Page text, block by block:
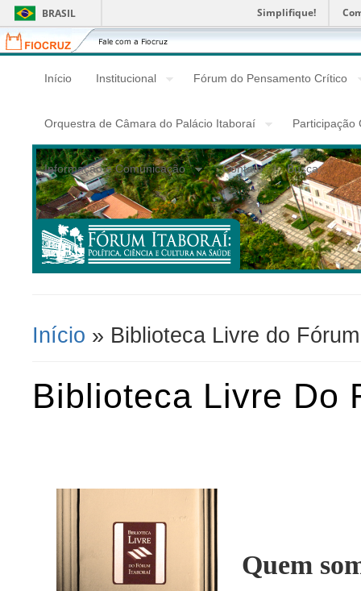
BRASIL Simplifique!
Fiocruz
Fale
com
Fiocruz
Início Institucional Fórum do Pensamento Crítico
Orquestra de Câmara do Palácio Itaboraí Participação
Informação e Comunicação Contato Busca
Você Está Aqui
Início » Biblioteca Livre do
Biblioteca Livre Do
Quem